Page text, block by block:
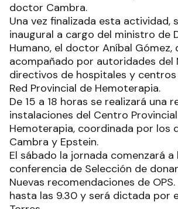
doctor Cambra.
Una vez finalizada esta actividad,
inaugural a cargo del ministro de
Humano, el doctor Aníbal Gómez,
acompañado por autoridades del
directivos de hospitales y centros
Red Provincial de Hemoterapia.
De 15 a 18 horas se realizará una
instalaciones del Centro
Hemoterapia, coordinada por los
Cambra y Epstein.
El sábado la jornada comenzará a
conferencia de Selección de
Nuevas recomendaciones de
hasta las 9.30 y será dictada por